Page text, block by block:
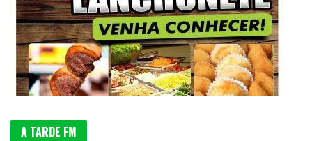
A TARDE FM